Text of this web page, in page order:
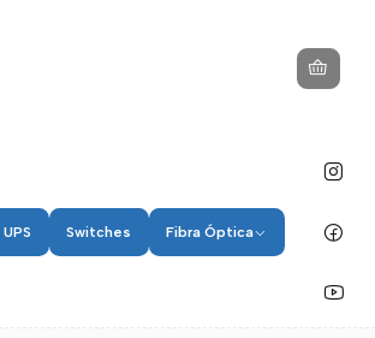
UPS Switches Fibra Óptica